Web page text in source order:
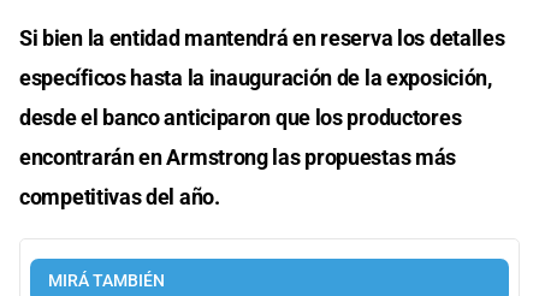
Si bien la entidad mantendrá en reserva los detalles
específicos hasta la inauguración de la exposición,
desde el banco anticiparon que los productores
encontrarán en Armstrong las propuestas más
competitivas del año.
MIRÁ TAMBIÉN